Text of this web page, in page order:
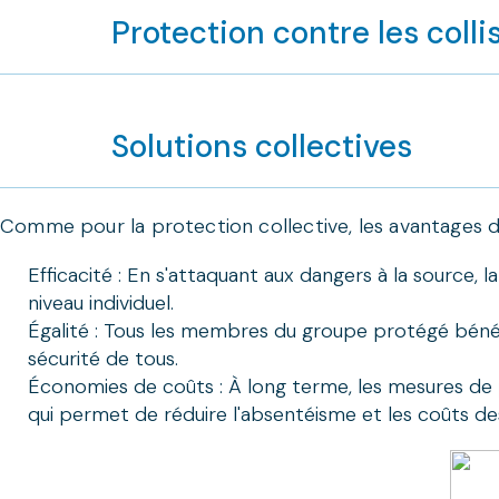
fabricants et aux prestataires de services
Quelques exemples :
Les blanchisseries industrielles spécialisées
nettoyage en conséquence. Elles réparent ou
formations des fabricants d'EPI sur l'entretien, la
Protection contre les
Solutions collectives
Comme pour la protection collective, les avantages
Efficacité : En s'attaquant aux dangers à la
niveau individuel.
Égalité : Tous les membres du groupe protégé
sécurité de tous.
Économies de coûts : À long terme, les mesures
qui permet de réduire l'absentéisme et les coûts